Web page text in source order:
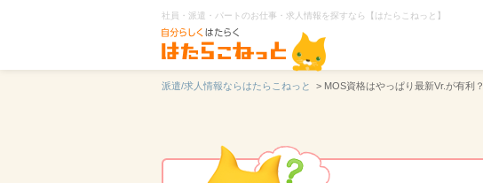
社員・派遣・パートのお仕事・求人情報を探すなら【はたらこねっと】
派遣/求人情報ならはたらこねっと > MOS資格はやっぱり最新Vr.が有利？